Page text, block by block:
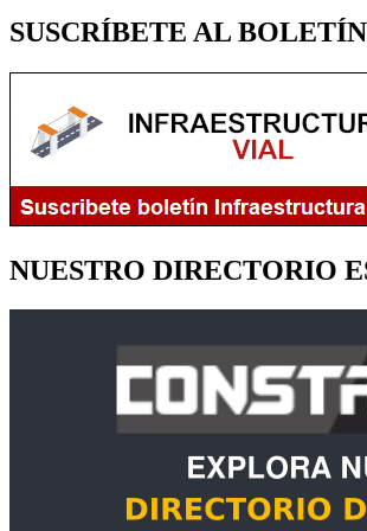
SUSCRÍBETE AL BOLETÍN
NUESTRO DIRECTORIO